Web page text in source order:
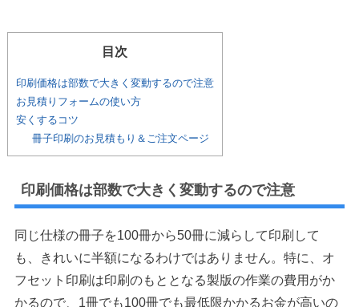
目次
印刷価格は部数で大きく変動するので注意
お見積りフォームの使い方
安くするコツ
冊子印刷のお見積もり＆ご注文ページ
印刷価格は部数で大きく変動するので注意
同じ仕様の冊子を100冊から50冊に減らして印刷して
も、きれいに半額になるわけではありません。特に、オ
フセット印刷は印刷のもととなる製版の作業の費用がか
かるので、1冊でも100冊でも最低限かかるお金が高いの